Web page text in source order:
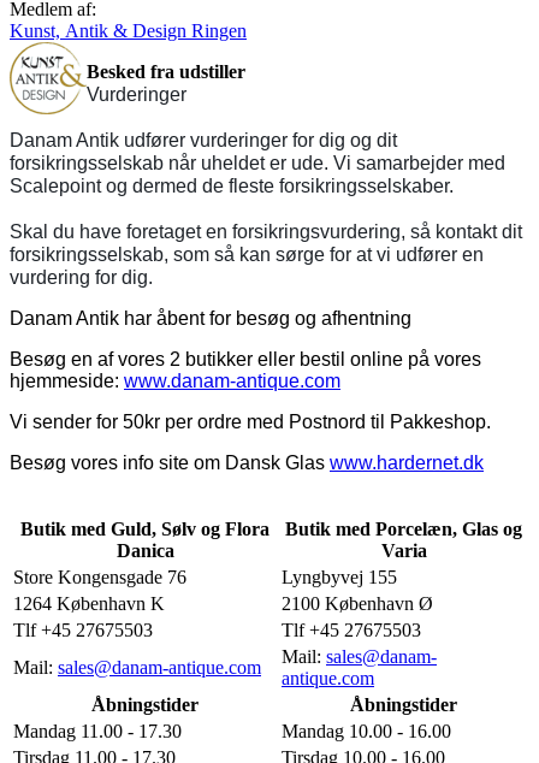
Medlem af:
Kunst, Antik & Design Ringen
Besked fra udstiller
Vurderinger
Danam Antik udfører vurderinger for dig og dit
forsikringsselskab når uheldet er ude. Vi samarbejder med
Scalepoint og dermed de fleste forsikringsselskaber.
Skal du have foretaget en forsikringsvurdering, så kontakt dit
forsikringsselskab, som så kan sørge for at vi udfører en
vurdering for dig.
Danam Antik har åbent for besøg og afhentning
Besøg en af vores 2 butikker eller bestil online på vores
hjemmeside: www.danam-antique.com
Vi sender for 50kr per ordre med Postnord til Pakkeshop.
Besøg vores info site om Dansk Glas www.hardernet.dk
Butik med Guld, Sølv og Flora
Danica
Butik med Porcelæn, Glas og
Varia
Store Kongensgade 76
Lyngbyvej 155
1264 København K
2100 København Ø
Tlf +45 27675503
Tlf +45 27675503
Mail: sales@danam-antique.com
Mail: sales@danam-
antique.com
Åbningstider
Åbningstider
Mandag 11.00 - 17.30
Mandag 10.00 - 16.00
Tirsdag 11.00 - 17.30
Tirsdag 10.00 - 16.00